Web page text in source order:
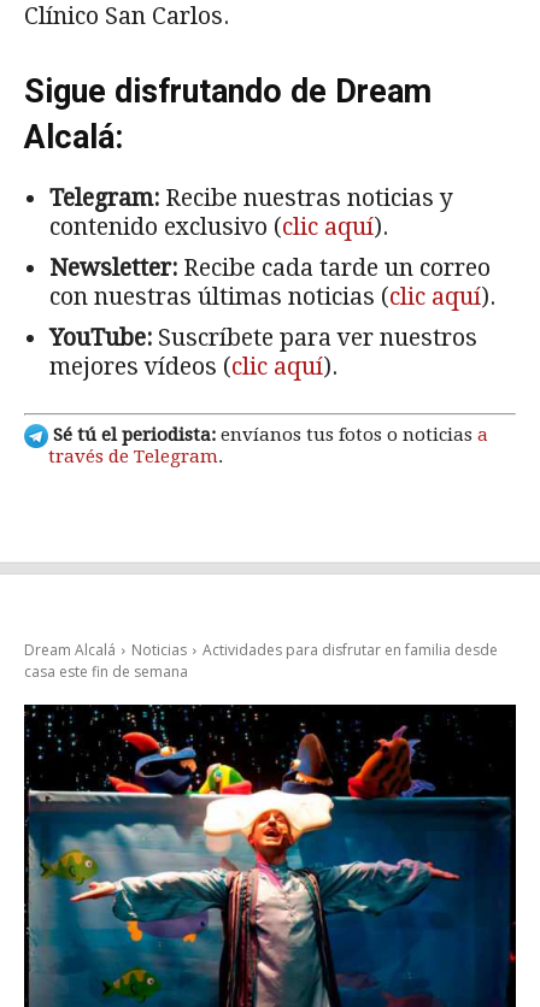
Clínico San Carlos.
Sigue disfrutando de Dream
Alcalá:
Telegram: Recibe nuestras noticias y
contenido exclusivo (clic aquí).
Newsletter: Recibe cada tarde un correo
con nuestras últimas noticias (clic aquí).
YouTube: Suscríbete para ver nuestros
mejores vídeos (clic aquí).
Sé tú el periodista: envíanos tus fotos o noticias a
través de Telegram.